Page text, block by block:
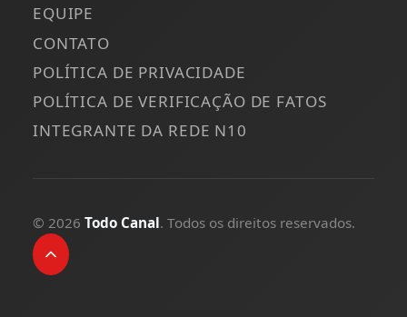
EQUIPE
CONTATO
POLÍTICA DE PRIVACIDADE
POLÍTICA DE VERIFICAÇÃO DE FATOS
INTEGRANTE DA REDE N10
© 2026 Todo Canal. Todos os direitos reservados.